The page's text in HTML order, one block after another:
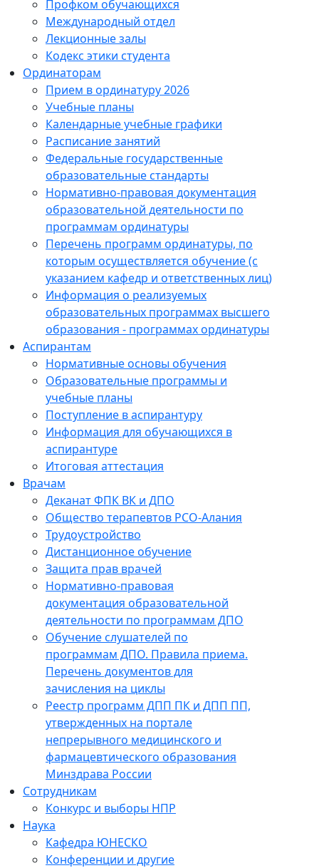
Профком обучающихся
Международный отдел
Лекционные залы
Кодекс этики студента
Ординаторам
Прием в ординатуру 2026
Учебные планы
Календарные учебные графики
Расписание занятий
Федеральные государственные
образовательные стандарты
Нормативно-правовая документация
образовательной деятельности по
программам ординатуры
Перечень программ ординатуры, по
которым осуществляется обучение (с
указанием кафедр и ответственных лиц)
Информация о реализуемых
образовательных программах высшего
образования - программах ординатуры
Аспирантам
Нормативные основы обучения
Образовательные программы и
учебные планы
Поступление в аспирантуру
Информация для обучающихся в
аспирантуре
Итоговая аттестация
Врачам
Деканат ФПК ВК и ДПО
Общество терапевтов РСО-Алания
Трудоустройство
Дистанционное обучение
Защита прав врачей
Нормативно-правовая
документация образовательной
деятельности по программам ДПО
Обучение слушателей по
программам ДПО. Правила приема.
Перечень документов для
зачисления на циклы
Реестр программ ДПП ПК и ДПП ПП,
утвержденных на портале
непрерывного медицинского и
фармацевтического образования
Минздрава России
Сотрудникам
Конкурс и выборы НПР
Наука
Кафедра ЮНЕСКО
Конференции и другие